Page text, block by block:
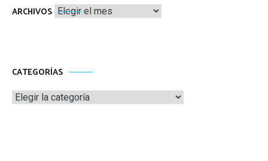
ARCHIVOS Archivos
CATEGORÍAS
Categorías